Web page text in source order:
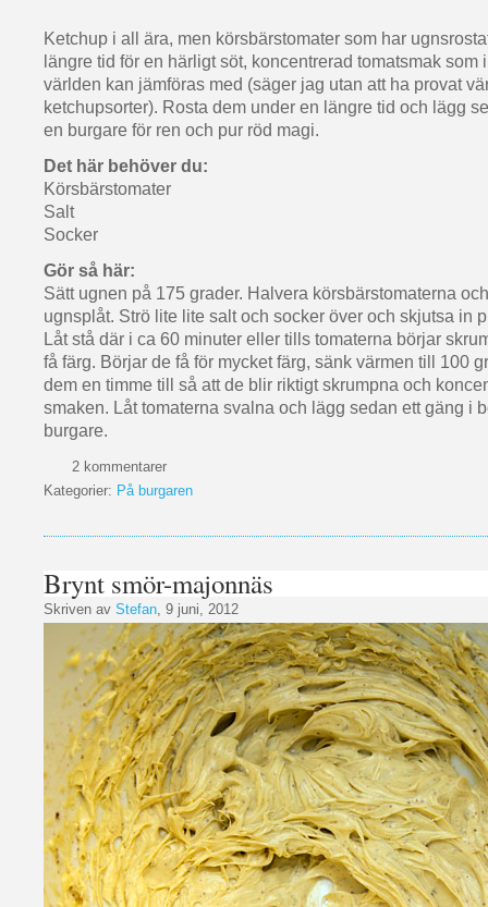
Ketchup i all ära, men körsbärstomater som har
längre tid för en härligt söt, koncentrerad tomatsmak som
världen kan jämföras med (säger jag utan att ha provat
ketchupsorter). Rosta dem under en längre tid och lägg
en burgare för ren och pur röd magi.
Det här behöver du:
Körsbärstomater
Salt
Socker
Gör så här:
Sätt ugnen på 175 grader. Halvera körsbärstomaterna
ugnsplåt. Strö lite lite salt och socker över och skjutsa in
Låt stå där i ca 60 minuter eller tills tomaterna börjar
få färg. Börjar de få för mycket färg, sänk värmen till 100
dem en timme till så att de blir riktigt skrumpna och
smaken. Låt tomaterna svalna och lägg sedan ett gäng i
burgare.
2 kommentarer
Kategorier: På burgaren
Brynt smör-majonnäs
Skriven av Stefan, 9 juni, 2012